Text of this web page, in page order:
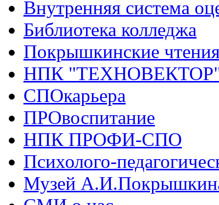
Внутренняя система
Библиотека колледжа
Покрышкинские
НПК
СПОкарьера
ПРОвоспитание
НПК ПРОФИ-СПО
Психолого-
Музей